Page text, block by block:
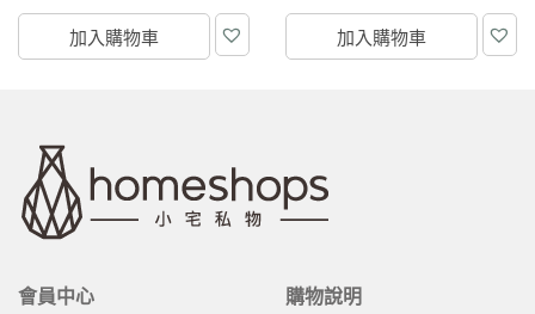
加入購物車 加入購物車
會員中心 購物說明